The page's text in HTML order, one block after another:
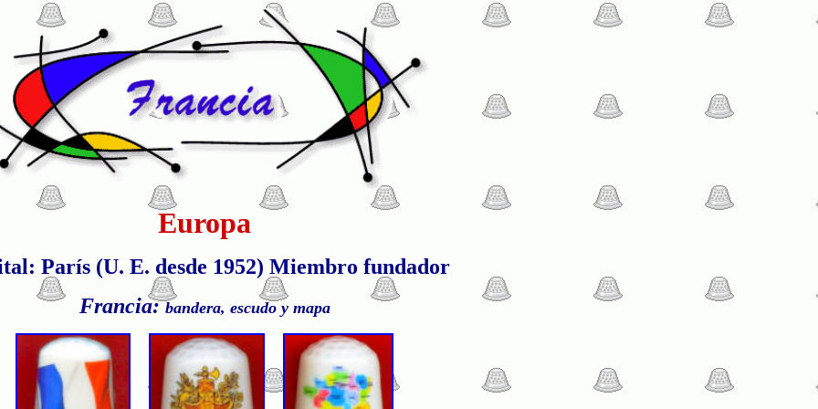
Europa
París (U. E. desde 1952) Miembro fundador
Francia:bandera, escudo y mapa